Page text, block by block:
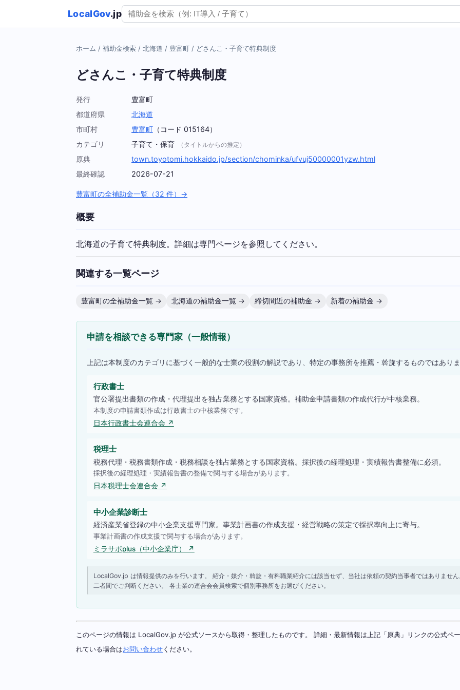
LocalGov.jp
ホーム / 補助金検索 / 北海道 / 豊富町 / どさんこ・子育て特典制度
どさんこ・子育て特典制度
発行
豊富町
都道府県
北海道
市町村
豊富町 （コード 015164）
カテゴリ
子育て・保育 （タイトルからの推定）
原典
town.toyotomi.hokkaido.jp/section/chominka/ufvuj50000001yzw.html
最終確認
2026-07-21
豊富町の全補助金一覧（32 件）→
概要
北海道の子育て特典制度。詳細は専門ページを参照してください。
関連する一覧ページ
豊富町の全補助金一覧 → 北海道の補助金一覧 → 締切間近の補助金 → 新着の補助金 →
申請を相談できる専門家（一般情報）
上記は本制度のカテゴリに基づく一般的な士業の役割の解説であり、特定の事務所を推薦・斡旋するものではあり
行政書士
官公署提出書類の作成・代理提出を独占業務とする国家資格。補助金申請書類の作成代行が中核業務。
本制度の申請書類作成は行政書士の中核業務です。
日本行政書士会連合会 ↗
税理士
税務代理・税務書類作成・税務相談を独占業務とする国家資格。採択後の経理処理・実績報告書整備に必須。
採択後の経理処理・実績報告書の整備で関与する場合があります。
日本税理士会連合会 ↗
中小企業診断士
経済産業省登録の中小企業支援専門家。事業計画書の作成支援・経営戦略の策定で採択率向上に寄与。
事業計画書の作成支援で関与する場合があります。
ミラサポplus（中小企業庁） ↗
LocalGov.jp は情報提供のみを行います。 紹介・媒介・斡旋・有料職業紹介には該当せず、当社は依頼の契約当事者ではありませ
二者間でご判断ください。 各士業の連合会会員検索で個別事務所をお選びください。
このページの情報は LocalGov.jp が公式ソースから取得・整理したものです。 詳細・最新情報は上記「原典」リンクの公式ペ
れている場合はお問い合わせください。